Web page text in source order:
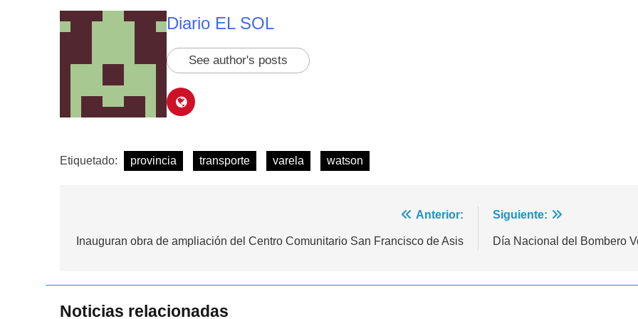
Diario EL SOL
See author's posts
Etiquetado: provincia transporte varela watson
de
Anterior:
Inauguran obra de ampliación del Centro Comunitario San Francisco de Asis
Siguiente:
Día Nacional del Bombero
Noticias relacionadas